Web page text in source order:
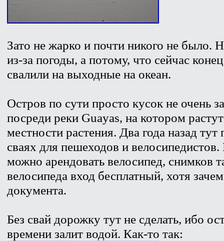
Зато не жарко и почти никого не было.
из-за погоды, а потому, что сейчас
свалили на выходные на океан.
Остров по сути просто кусок не очень
посреди реки Guayas, на котором
местности растения. Два года назад
сваях для пешеходов и
можно арендовать велосипед, снимков
велосипеда вход бесплатный, хотя
документа.
Без свай дорожку тут не сделать, ибо
времени залит водой. Как-то так: